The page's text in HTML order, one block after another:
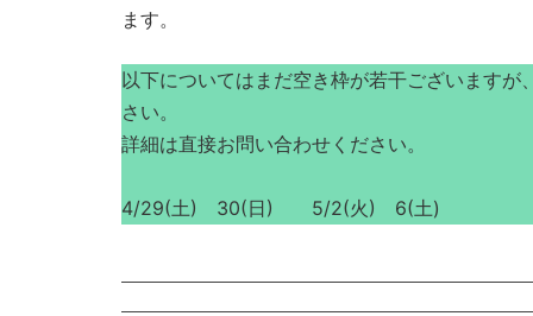
ます。
以下についてはまだ空き枠が若干ございます
さい。
詳細は直接お問い合わせください。
4/29(土) 30(日) 5/2(火) 6(土)